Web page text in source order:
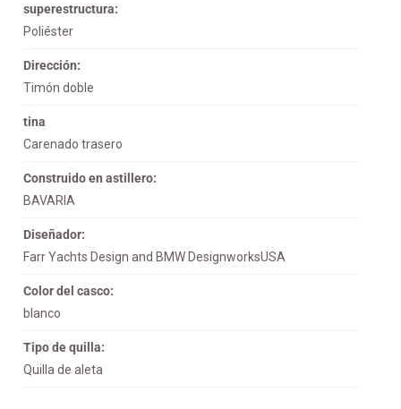
superestructura:
Poliéster
Dirección:
Timón doble
tina
Carenado trasero
Construido en astillero:
BAVARIA
Diseñador:
Farr Yachts Design and BMW DesignworksUSA
Color del casco:
blanco
Tipo de quilla:
Quilla de aleta